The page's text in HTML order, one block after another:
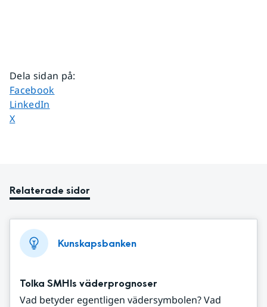
Dela sidan på:
Dela sidan på
Facebook
Dela sidan på
LinkedIn
Dela sidan på
X
Relaterade sidor
Kunskapsbanken
Tolka SMHIs väderprognoser
Vad betyder egentligen vädersymbolen? Vad